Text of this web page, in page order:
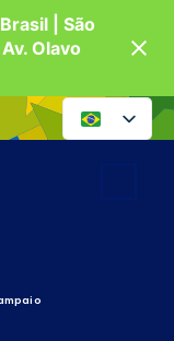
| São
Olavo